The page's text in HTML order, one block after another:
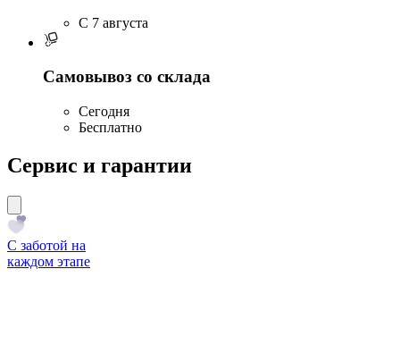
C 7 августа
Самовывоз со склада
Сегодня
Бесплатно
Сервис и гарантии
С заботой на
каждом этапе